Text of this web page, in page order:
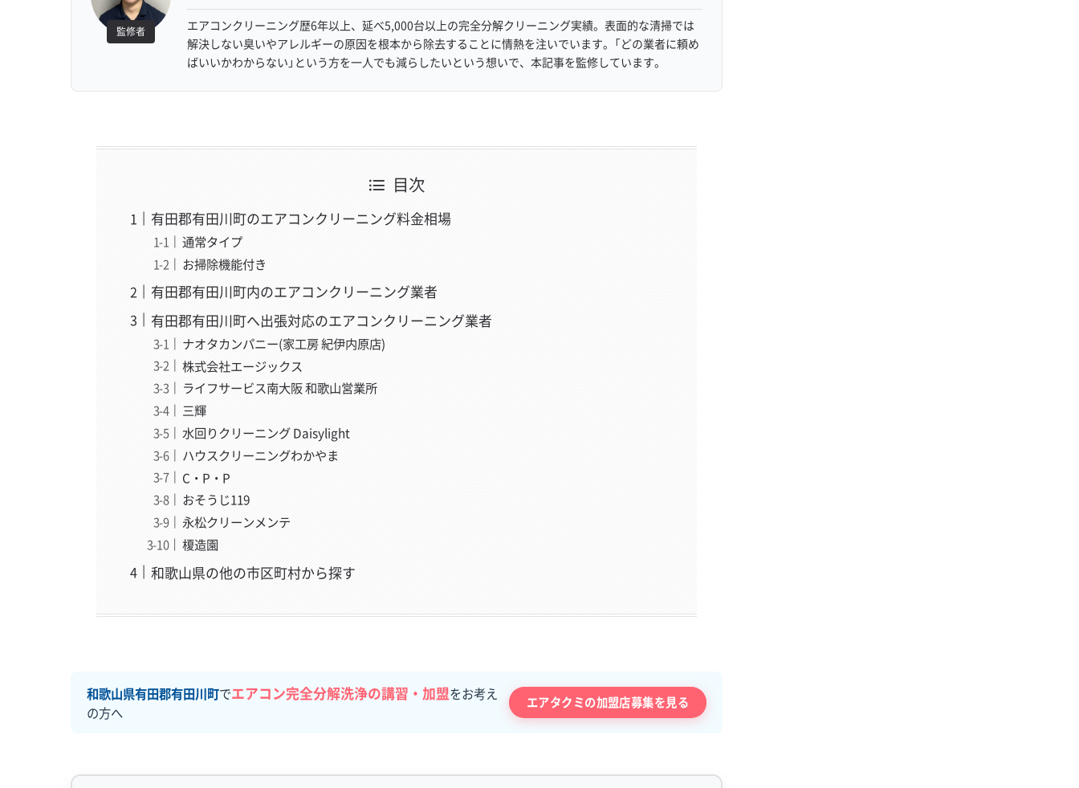
監修者
エアコンクリーニング歴6年以上、延べ5,000台以上の完全分解クリーニング実績。表面的な清掃では
解決しない臭いやアレルギーの原因を根本から除去することに情熱を注いでいます。「どの業者に頼め
ばいいかわからない」という方を一人でも減らしたいという想いで、本記事を監修しています。
目次
有田郡有田川町のエアコンクリーニング料金相場
通常タイプ
お掃除機能付き
有田郡有田川町内のエアコンクリーニング業者
有田郡有田川町へ出張対応のエアコンクリーニング業者
ナオタカンパニー(家工房 紀伊内原店)
株式会社エージックス
ライフサービス南大阪 和歌山営業所
三輝
水回りクリーニング Daisylight
ハウスクリーニングわかやま
C・P・P
おそうじ119
永松クリーンメンテ
榎造園
和歌山県の他の市区町村から探す
和歌山県有田郡有田川町でエアコン完全分解洗浄の講習・加盟をお考え
の方へ
エアタクミの加盟店募集を見る